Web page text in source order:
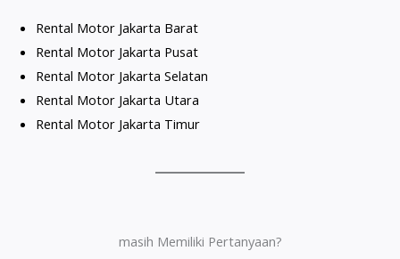
Rental Motor Jakarta Barat
Rental Motor Jakarta Pusat
Rental Motor Jakarta Selatan
Rental Motor Jakarta Utara
Rental Motor Jakarta Timur
masih Memiliki Pertanyaan?